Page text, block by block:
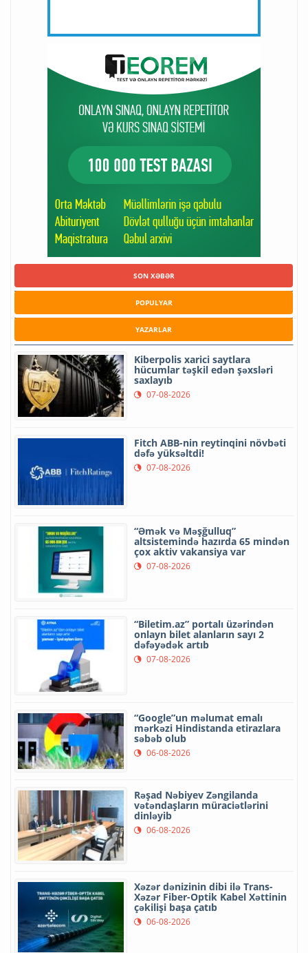
SON XƏBƏR
POPULYAR
YAZARLAR
Kiberpolis xarici saytlara
hücumlar təşkil edən şəxsləri
saxlayıb
07-08-2026
Fitch ABB-nin reytinqini növbəti
dəfə yüksəltdi!
07-08-2026
“Əmək və Məşğulluq”
altsistemində hazırda 65 mindən
çox aktiv vakansiya var
07-08-2026
“Biletim.az” portalı üzərindən
onlayn bilet alanların sayı 2
dəfəyədək artıb
07-08-2026
“Google”un məlumat emalı
mərkəzi Hindistanda etirazlara
səbəb olub
06-08-2026
Rəşad Nəbiyev Zəngilanda
vətəndaşların müraciətlərini
dinləyib
06-08-2026
Xəzər dənizinin dibi ilə Trans-
Xəzər Fiber-Optik Kabel Xəttinin
çəkilişi başa çatıb
06-08-2026